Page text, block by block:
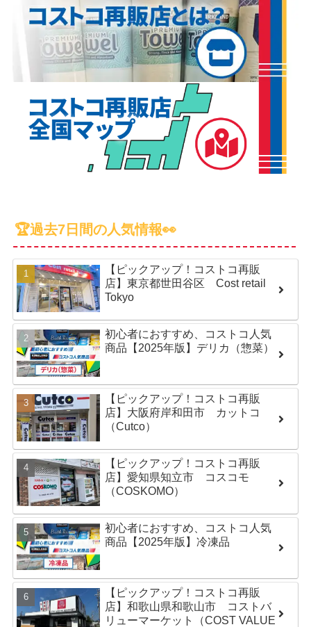
🏆過去7日間の人気情報👀
【ピックアップ！コストコ再販
店】東京都世田谷区 Cost retail
Tokyo
初心者におすすめ、コストコ人気
商品【2025年版】デリカ（惣菜）
【ピックアップ！コストコ再販
店】大阪府岸和田市 カットコ
（Cutco）
【ピックアップ！コストコ再販
店】愛知県知立市 コスコモ
（COSKOMO）
初心者におすすめ、コストコ人気
商品【2025年版】冷凍品
【ピックアップ！コストコ再販
店】和歌山県和歌山市 コストバ
リューマーケット（COST VALUE